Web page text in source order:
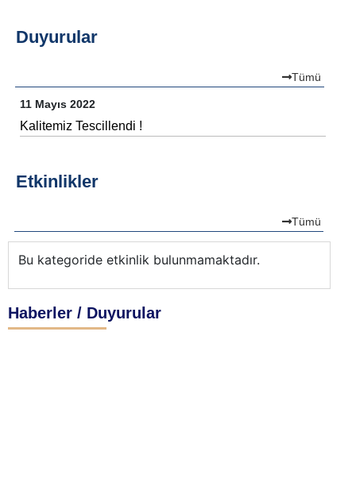
Duyurular
Tümü
11 Mayıs 2022
Kalitemiz Tescillendi !
Etkinlikler
Tümü
Bu kategoride etkinlik bulunmamaktadır.
Haberler / Duyurular